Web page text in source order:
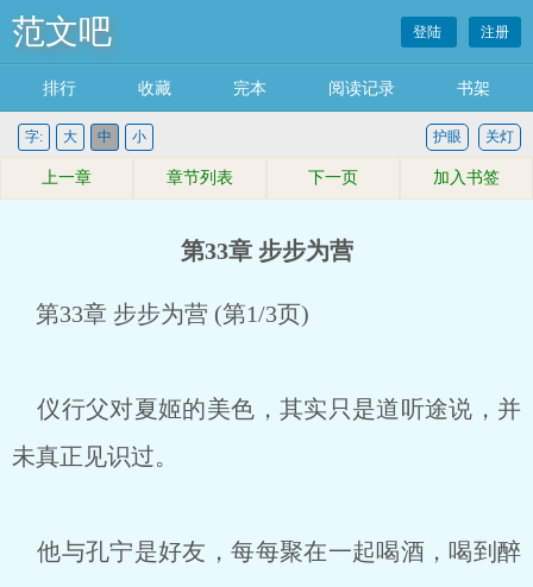
范文吧 登陆 注册
排行 收藏 完本 阅读记录 书架
字: 大 中 小 关灯
护眼
上一章 章节列表 下一页 加入书签
第33章 步步为营
第33章 步步为营 (第1/3页)
仪行父对夏姬的美色，其实只是道听途说，并
未真正见识过。
他与孔宁是好友，每每聚在一起喝酒，喝到醉